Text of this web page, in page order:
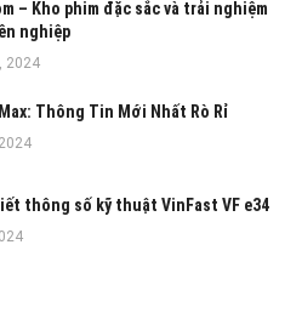
– Kho phim đặc sắc và trải nghiệm
nghiệp
2024
Thông Tin Mới Nhất Rò Rỉ
thông số kỹ thuật VinFast VF e34